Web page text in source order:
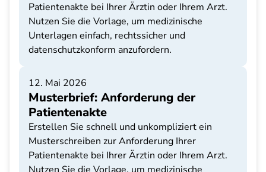
Patientenakte bei Ihrer Ärztin oder Ihrem Arzt.
Nutzen Sie die Vorlage, um medizinische
Unterlagen einfach, rechtssicher und
datenschutzkonform anzufordern.
12. Mai 2026
Musterbrief: Anforderung der
Patientenakte
Erstellen Sie schnell und unkompliziert ein
Musterschreiben zur Anforderung Ihrer
Patientenakte bei Ihrer Ärztin oder Ihrem Arzt.